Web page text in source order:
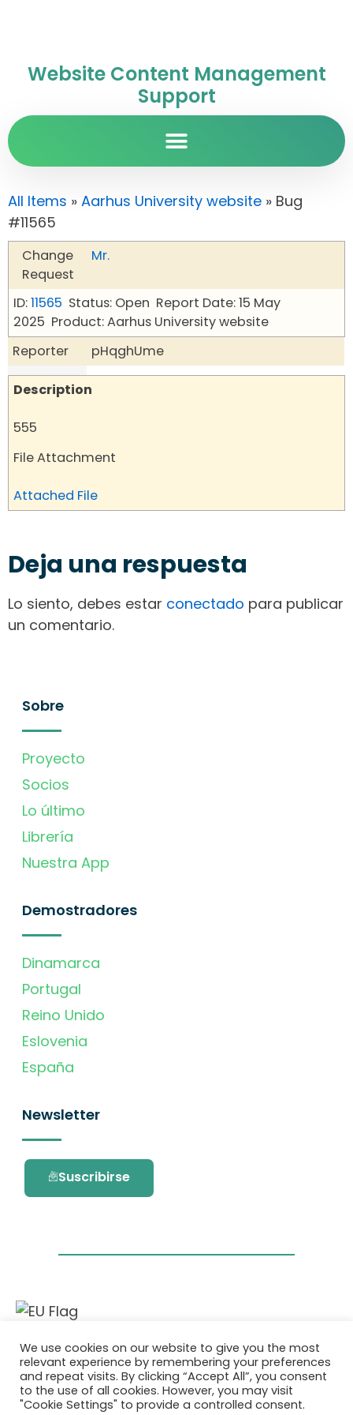
Website Content Management
Support
All Items » Aarhus University website » Bug
#11565
Change
Request
Mr.
ID:11565 Status: Open Report Date: 15 May
2025 Product: Aarhus University website
Reporter
pHqghUme
Description
555
File Attachment
Attached File
Deja una respuesta
Lo siento, debes estar conectado para publicar
un comentario.
Sobre
Proyecto
Socios
Lo último
Librería
Nuestra App
Demostradores
Dinamarca
Portugal
Reino Unido
Eslovenia
España
Newsletter
Suscribirse
Este proyecto ha recibido financiación del
programa de investigación e innovación
Horizonte 2020 de la Unión Europea en virtud
del acuerdo de subvención No. 101036418.
We use cookies on our website to give you the most
relevant experience by remembering your preferences
and repeat visits. By clicking “Accept All”, you consent
to the use of all cookies. However, you may visit
"Cookie Settings" to provide a controlled consent.